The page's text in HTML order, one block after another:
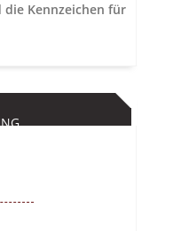
die Kennzeichen für